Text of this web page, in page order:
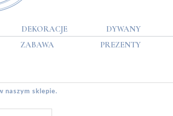
DEKORACJE DYWANY
ZABAWA PREZENTY
naszym sklepie.